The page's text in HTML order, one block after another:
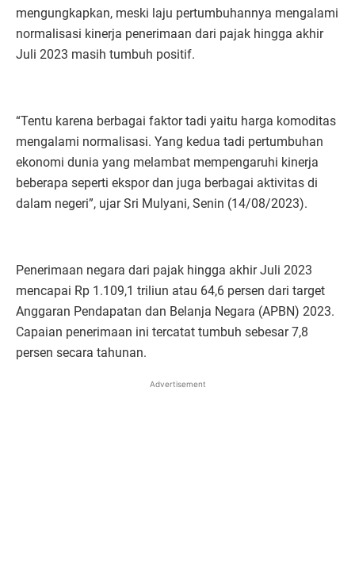
mengungkapkan, meski laju pertumbuhannya mengalami
normalisasi kinerja penerimaan dari pajak hingga akhir
Juli 2023 masih tumbuh positif.
“Tentu karena berbagai faktor tadi yaitu harga komoditas
mengalami normalisasi. Yang kedua tadi pertumbuhan
ekonomi dunia yang melambat mempengaruhi kinerja
beberapa seperti ekspor dan juga berbagai aktivitas di
dalam negeri”, ujar Sri Mulyani, Senin (14/08/2023).
Penerimaan negara dari pajak hingga akhir Juli 2023
mencapai Rp 1.109,1 triliun atau 64,6 persen dari target
Anggaran Pendapatan dan Belanja Negara (APBN) 2023.
Capaian penerimaan ini tercatat tumbuh sebesar 7,8
persen secara tahunan.
Advertisement